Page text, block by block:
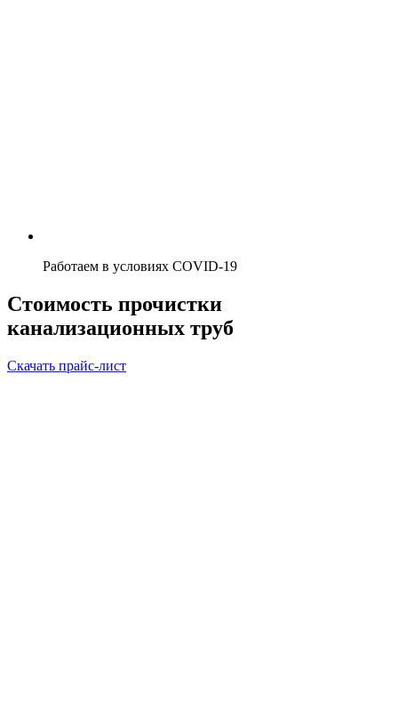
Работаем в условиях COVID-19
Стоимость прочистки
канализационных труб
Скачать прайс-лист